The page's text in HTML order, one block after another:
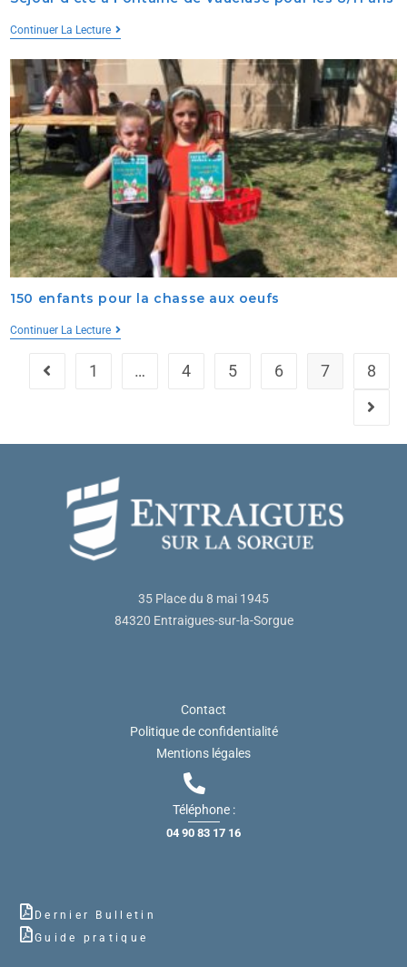
Continuer La Lecture
150 enfants pour la chasse aux oeufs
Continuer La Lecture
1 … 4 5 6 7 8
35 Place du 8 mai 1945
84320 Entraigues-sur-la-Sorgue
Contact
Politique de confidentialité
Mentions légales
Téléphone :
04 90 83 17 16
Dernier Bulletin
Guide pratique